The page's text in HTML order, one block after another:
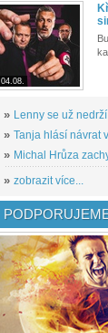
04.08.
» Lenny se už
» Tanja hlásí návrat
» Michal Hrůza
» zobrazit více...